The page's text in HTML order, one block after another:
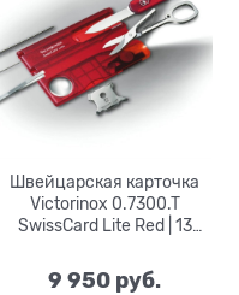
Швейцарская карточка
Victorinox 0.7300.T
SwissCard Lite Red | 13
9 950 руб.